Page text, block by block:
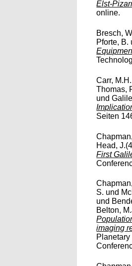
Elst-
online.
Bresch,
Pforte, B.
Carr, M.H.
Thomas,
und
Seiten
Head,
First
S. und
und
Belton,
imaging